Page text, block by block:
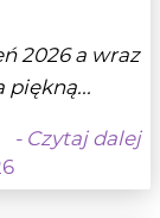
2026 a wraz
piękną...
- Czytaj dalej